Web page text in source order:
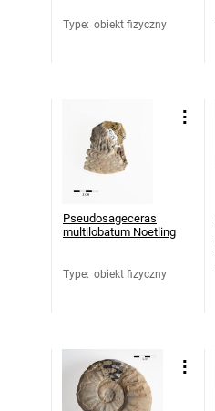
Type: obiekt fizyczny
Pseudosageceras
multilobatum Noetling
Type: obiekt fizyczny